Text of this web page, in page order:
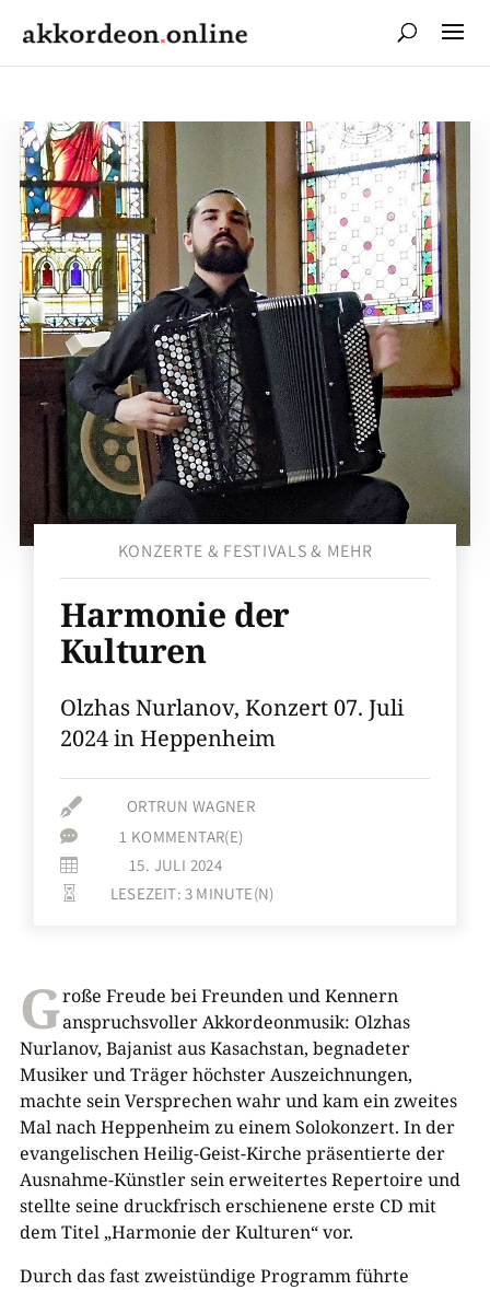
KONZERTE & FESTIVALS & MEHR
Harmonie der
Kulturen
Olzhas Nurlanov, Konzert 07. Juli
2024 in Heppenheim
 ORTRUN WAGNER
 1 KOMMENTAR(E)
 15. JULI 2024
 LESEZEIT: 3 MINUTE(N)
Große Freude bei Freunden und Kennern
anspruchsvoller Akkordeonmusik: Olzhas
Nurlanov, Bajanist aus Kasachstan, begnadeter
Musiker und Träger höchster Auszeichnungen,
machte sein Versprechen wahr und kam ein zweites
Mal nach Heppenheim zu einem Solokonzert. In der
evangelischen Heilig-Geist-Kirche präsentierte der
Ausnahme-Künstler sein erweitertes Repertoire und
stellte seine druckfrisch erschienene erste CD mit
dem Titel „Harmonie der Kulturen“ vor.
Durch das fast zweistündige Programm führte